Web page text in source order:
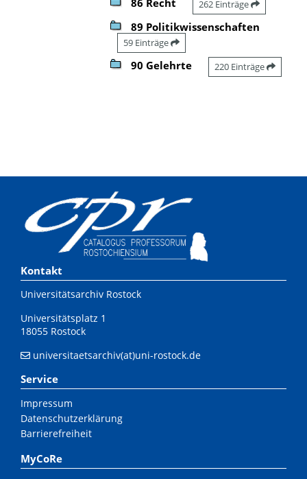
262 Einträge
89 Politikwissenschaften
59 Einträge
90 Gelehrte 220 Einträge
Kontakt
Universitätsarchiv Rostock
Universitätsplatz 1
18055 Rostock
universitaetsarchiv(at)uni-rostock.de
Service
Impressum
Datenschutzerklärung
Barrierefreiheit
MyCoRe